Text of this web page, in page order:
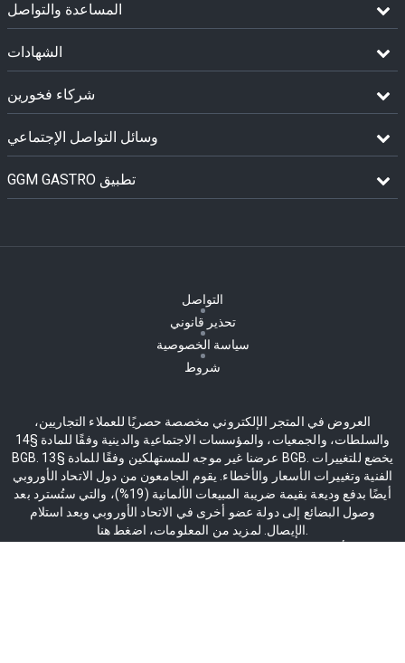
المساعدة والتواصل
الشهادات
شركاء فخورين
وسائل التواصل الإجتماعي
GGM GASTRO تطبيق
التواصل
تحذير قانوني
سياسة الخصوصية
شروط
العروض في المتجر الإلكتروني مخصصة حصريًا للعملاء التجاريين،
والسلطات، والجمعيات، والمؤسسات الاجتماعية والدينية وفقًا للمادة §14
BGB. عرضنا غير موجه للمستهلكين وفقًا للمادة §13 BGB. يخضع للتغييرات
الفنية وتغييرات الأسعار والأخطاء. يقوم الجامعون من دول الاتحاد الأوروبي
أيضًا بدفع وديعة بقيمة ضريبة المبيعات الألمانية (19%)، والتي ستُسترد بعد
وصول البضائع إلى دولة عضو أخرى في الاتحاد الأوروبي وبعد استلام